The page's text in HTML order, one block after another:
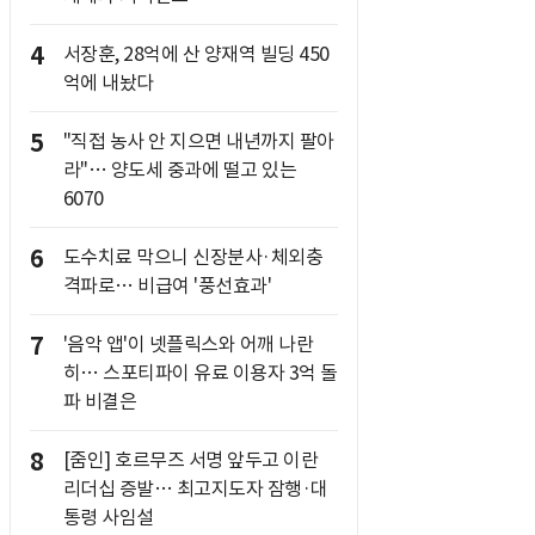
4
서장훈, 28억에 산 양재역 빌딩 450
억에 내놨다
5
"직접 농사 안 지으면 내년까지 팔아
라"… 양도세 중과에 떨고 있는
6070
6
도수치료 막으니 신장분사·체외충
격파로… 비급여 '풍선효과'
7
'음악 앱'이 넷플릭스와 어깨 나란
히… 스포티파이 유료 이용자 3억 돌
파 비결은
8
[줌인] 호르무즈 서명 앞두고 이란
리더십 증발… 최고지도자 잠행·대
통령 사임설